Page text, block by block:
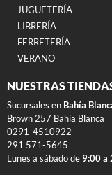
JUGUETERÍA
LIBRERÍA
FERRETERÍA
VERANO
NUESTRAS
Sucursales en Bahía
Brown 257 Bahia Blanca
0291-4510922
291 571-5645
Lunes a sábado de 9:00 a